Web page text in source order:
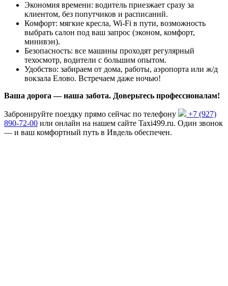
Экономия времени: водитель приезжает сразу за
клиентом, без попутчиков и расписаний.
Комфорт: мягкие кресла, Wi-Fi в пути, возможность
выбрать салон под ваш запрос (эконом, комфорт,
минивэн).
Безопасность: все машины проходят регулярный
техосмотр, водители с большим опытом.
Удобство: забираем от дома, работы, аэропорта или ж/д
вокзала Елово. Встречаем даже ночью!
Ваша дорога — наша забота. Доверьтесь профессионалам!
Забронируйте поездку прямо сейчас по телефону
+7 (927)
890-72-00 или онлайн на нашем сайте Taxi499.ru. Один звонок
— и ваш комфортный путь в Ивдель обеспечен.